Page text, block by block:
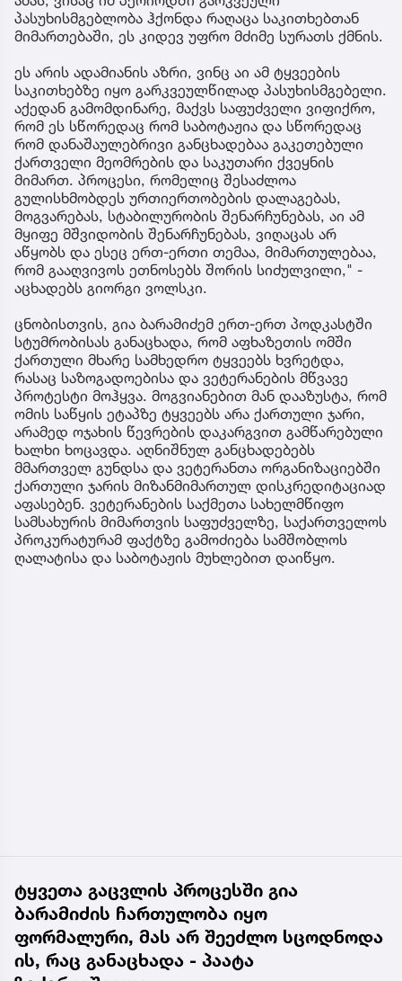
პასუხისმგებლობა ჰქონდა რაღაცა საკითხებთან
მიმართებაში, ეს კიდევ უფრო მძიმე სურათს ქმნის.
ეს არის ადამიანის აზრი, ვინც აი ამ ტყვეების
საკითხებზე იყო გარკვეულწილად პასუხისმგებელი.
აქედან გამომდინარე, მაქვს საფუძველი ვიფიქრო,
რომ ეს სწორედაც რომ საბოტაჟია და სწორედაც
რომ დანაშაულებრივი განცხადებაა გაკეთებული
ქართველი მეომრების და საკუთარი ქვეყნის
მიმართ. პროცესი, რომელიც შესაძლოა
გულისხმობდეს ურთიერთობების დალაგებას,
მოგვარებას, სტაბილურობის შენარჩუნებას, აი ამ
მყიფე მშვიდობის შენარჩუნებას, ვიღაცას არ
აწყობს და ესეც ერთ-ერთი თემაა, მიმართულებაა,
რომ გააღვივოს ეთნოსებს შორის სიძულვილი," -
აცხადებს გიორგი ვოლსკი.
ცნობისთვის, გია ბარამიძემ ერთ-ერთ პოდკასტში
სტუმრობისას განაცხადა, რომ აფხაზეთის ომში
ქართული მხარე სამხედრო ტყვეებს ხვრეტდა,
რასაც საზოგადოებისა და ვეტერანების მწვავე
პროტესტი მოჰყვა. მოგვიანებით მან დააზუსტა, რომ
ომის საწყის ეტაპზე ტყვეებს არა ქართული ჯარი,
არამედ ოჯახის წევრების დაკარგვით გამწარებული
ხალხი ხოცავდა. აღნიშნულ განცხადებებს
მმართველ გუნდსა და ვეტერანთა ორგანიზაციებში
ქართული ჯარის მიზანმიმართულ დისკრედიტაციად
აფასებენ. ვეტერანების საქმეთა სახელმწიფო
სამსახურის მიმართვის საფუძველზე, საქართველოს
პროკურატურამ ფაქტზე გამოძიება სამშობლოს
ღალატისა და საბოტაჟის მუხლებით დაიწყო.
ტყვეთა გაცვლის პროცესში გია
ბარამიძის ჩართულობა იყო
ფორმალური, მას არ შეეძლო სცოდნოდა
ის, რაც განაცხადა - პაატა